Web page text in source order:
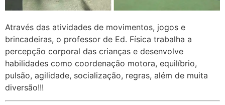
Através das atividades de movimentos, jogos e
brincadeiras, o professor de Ed. Física trabalha a
percepção corporal das crianças e desenvolve
habilidades como coordenação motora, equilíbrio,
pulsão, agilidade, socialização, regras, além de muita
diversão!!!